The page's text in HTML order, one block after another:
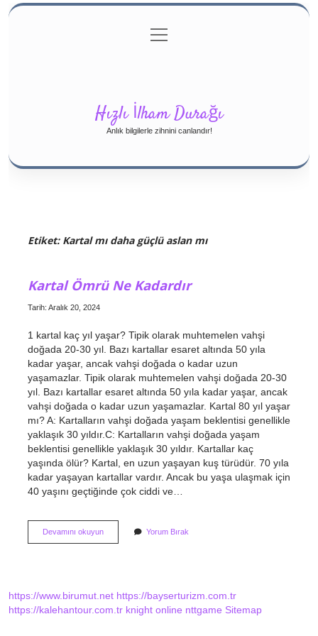
Gizlilik Politikası
menüyü
aç
Hızlı İlham Durağı
Anlık bilgilerle zihnini canlandır!
Etiket: Kartal mı daha güçlü aslan mı
Kartal Ömrü Ne Kadardır
Tarih: Aralık 20, 2024
1 kartal kaç yıl yaşar? Tipik olarak muhtemelen vahşi
doğada 20-30 yıl. Bazı kartallar esaret altında 50 yıla
kadar yaşar, ancak vahşi doğada o kadar uzun
yaşamazlar. Tipik olarak muhtemelen vahşi doğada 20-30
yıl. Bazı kartallar esaret altında 50 yıla kadar yaşar, ancak
vahşi doğada o kadar uzun yaşamazlar. Kartal 80 yıl yaşar
mı? A: Kartalların vahşi doğada yaşam beklentisi genellikle
yaklaşık 30 yıldır.C: Kartalların vahşi doğada yaşam
beklentisi genellikle yaklaşık 30 yıldır. Kartallar kaç
yaşında ölür? Kartal, en uzun yaşayan kuş türüdür. 70 yıla
kadar yaşayan kartallar vardır. Ancak bu yaşa ulaşmak için
40 yaşını geçtiğinde çok ciddi ve…
Devamını okuyunKartal
Ömrü
Yorum Bırak
https://www.birumut.net https://bayserturizm.com.tr
https://kalehantour.com.tr knight online nttgame Sitemap